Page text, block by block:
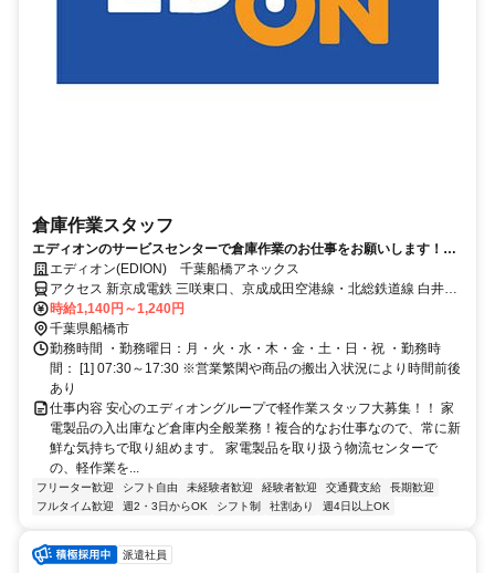
倉庫作業スタッフ
エディオンのサービスセンターで倉庫作業のお仕事をお願いします！未
経験の方も先輩が丁寧に指導するので心配いりません。
エディオン(EDION) 千葉船橋アネックス
アクセス 新京成電鉄 三咲東口、京成成田空港線・北総鉄道線 白井南
口 県道288号線 小室交差点を南へ
時給1,140円～1,240円
千葉県船橋市
勤務時間 ・勤務曜日：月・火・水・木・金・土・日・祝 ・勤務時
間： [1] 07:30～17:30 ※営業繁閑や商品の搬出入状況により時間前後
あり
仕事内容 安心のエディオングループで軽作業スタッフ大募集！！ 家
電製品の入出庫など倉庫内全般業務！複合的なお仕事なので、常に新
鮮な気持ちで取り組めます。 家電製品を取り扱う物流センターで
の、軽作業を...
フリーター歓迎 シフト自由 未経験者歓迎 経験者歓迎 交通費支給
長期歓迎
フルタイム歓迎
週2・3日からOK シフト制 社割あり 週4日以上OK
派遣社員